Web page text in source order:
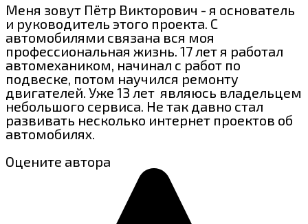
Меня зовут Пётр Викторович - я основатель
и руководитель этого проекта. С
автомобилями связана вся моя
профессиональная жизнь. 17 лет я работал
автомехаником, начинал с работ по
подвеске, потом научился ремонту
двигателей. Уже 13 лет являюсь владельцем
небольшого сервиса. Не так давно стал
развивать несколько интернет проектов об
автомобилях.
Оцените автора